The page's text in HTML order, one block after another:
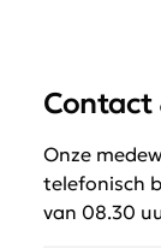
Contact
Onze
telefonisch
van 08.30